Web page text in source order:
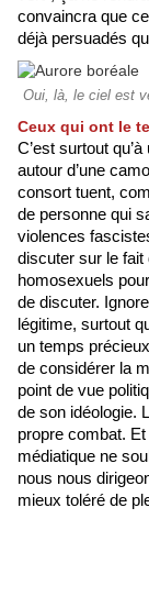
convaincra que
déjà persuadés
Oui, là, le ciel est
Ceux qui ont le
C’est surtout
autour d’une
consort tuent,
de personne qui
violences
discuter sur le
homosexuels
de discuter.
légitime, surtout
un temps
de considérer la
point de vue
de son idéologie.
propre combat.
médiatique ne
nous nous
mieux toléré de